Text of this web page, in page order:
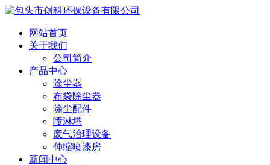
网站首页
关于我们
公司简介
产品中心
除尘器
布袋除尘器
除尘配件
喷淋塔
废气治理设备
伸缩喷漆房
新闻中心